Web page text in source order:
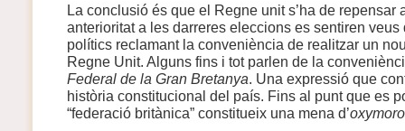
La conclusió és que el Regne unit s’ha de repensar
anterioritat a les darreres eleccions es sentiren veus
polítics reclamant la conveniència de realitzar un
Regne Unit. Alguns fins i tot parlen de la
Federal de la Gran Bretanya . Una expressió que
història constitucional del país. Fins al punt que es
“federació britànica” constitueix una mena d’